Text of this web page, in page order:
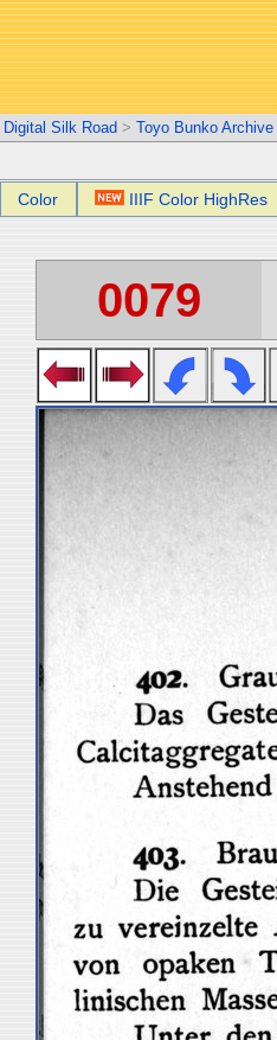
Digital Silk Road > Toyo Bunko Archive
Color IIIF Color HighRes
0079